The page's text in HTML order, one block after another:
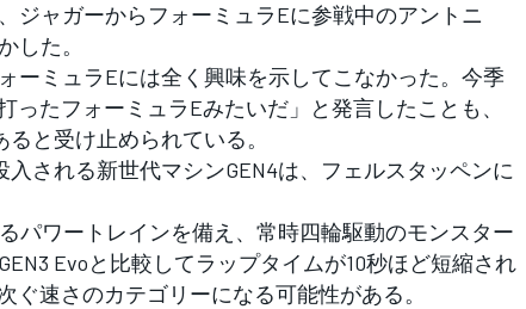
ジャガーからフォーミュラEに参戦中のアントニ
した。
ーミュラEには全く興味を示してこなかった。今季
ったフォーミュラEみたいだ」と発言したことも、
と受け止められている。
される新世代マシンGEN4は、フェルスタッペンに
パワートレインを備え、常時四輪駆動のモンスター
Evoと比較してラップタイムが10秒ほど短縮され
ぐ速さのカテゴリーになる可能性がある。